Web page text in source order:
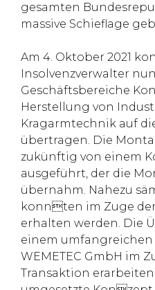
gesamten
massive Schieflage
Am 4. Oktober 2021
Insolvenzverwalter
Geschäftsbereiche
Herstellung von
Kragarmtechnik auf
übertragen. Die
zukünftig von einem
ausgeführt, der die
übernahm. Nahezu
konnten im Zuge
erhalten werden. Die
einem umfangreichen
WEMETEC GmbH im
Transaktion